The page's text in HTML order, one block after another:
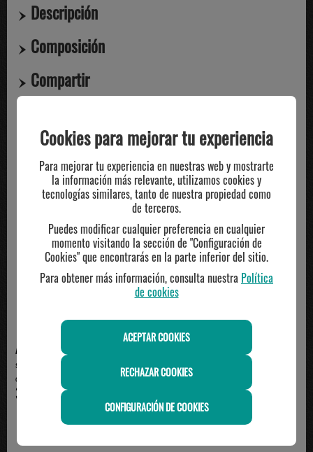
Descripción
Composición
Compartir
TE PUEDE INTERESAR
ADIDAS
short adidas 7 pulgadas con
cremallera hombre, ...
35.00€
short adidas hombne con
cremallera negro/blanco
Cookies para mejorar tu experiencia
Para mejorar tu experiencia en nuestras web y mostrarte
la información más relevante, utilizamos cookies y
tecnologías similares, tanto de nuestra propiedad como
de terceros.
Puedes modificar cualquier preferencia en cualquier
momento visitando la sección de "Configuración de
Cookies" que encontrarás en la parte inferior del sitio.
Para obtener más información, consulta nuestra Política
de cookies
ACEPTAR COOKIES
RECHAZAR COOKIES
CONFIGURACIÓN DE COOKIES